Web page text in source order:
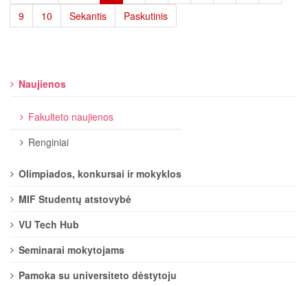
9
10 Sekantis Paskutinis
Naujienos
Fakulteto naujienos
Renginiai
Olimpiados, konkursai ir mokyklos
MIF Studentų atstovybė
VU Tech Hub
Seminarai mokytojams
Pamoka su universiteto dėstytoju